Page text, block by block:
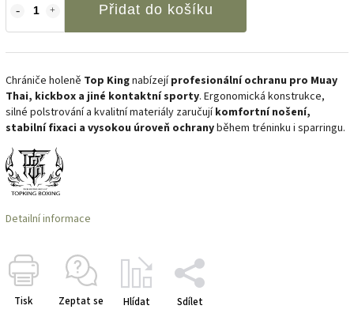
Přidat do košíku
Chrániče holeně Top Kingnabízejíprofesionální ochranu pro Muay
Thai, kickbox a jiné kontaktní sporty. Ergonomická konstrukce,
silné polstrování a kvalitní materiály zaručujíkomfortní nošení,
stabilní fixaci a vysokou úroveň ochranyběhem tréninku i sparringu.
Detailní informace
Tisk Zeptat se Hlídat Sdílet